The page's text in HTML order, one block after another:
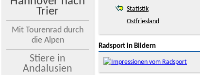
Trier
Mit Tourenrad durch
die Alpen
Stiere in
Andalusien
Statistik
Ostfriesland
Radsport in Bildern